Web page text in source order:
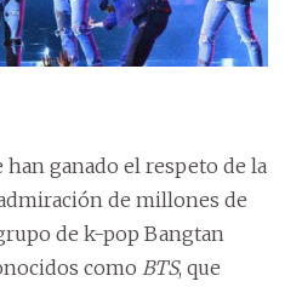
ganado el respeto de la
de millones de
de k-pop Bangtan
como BTS, que